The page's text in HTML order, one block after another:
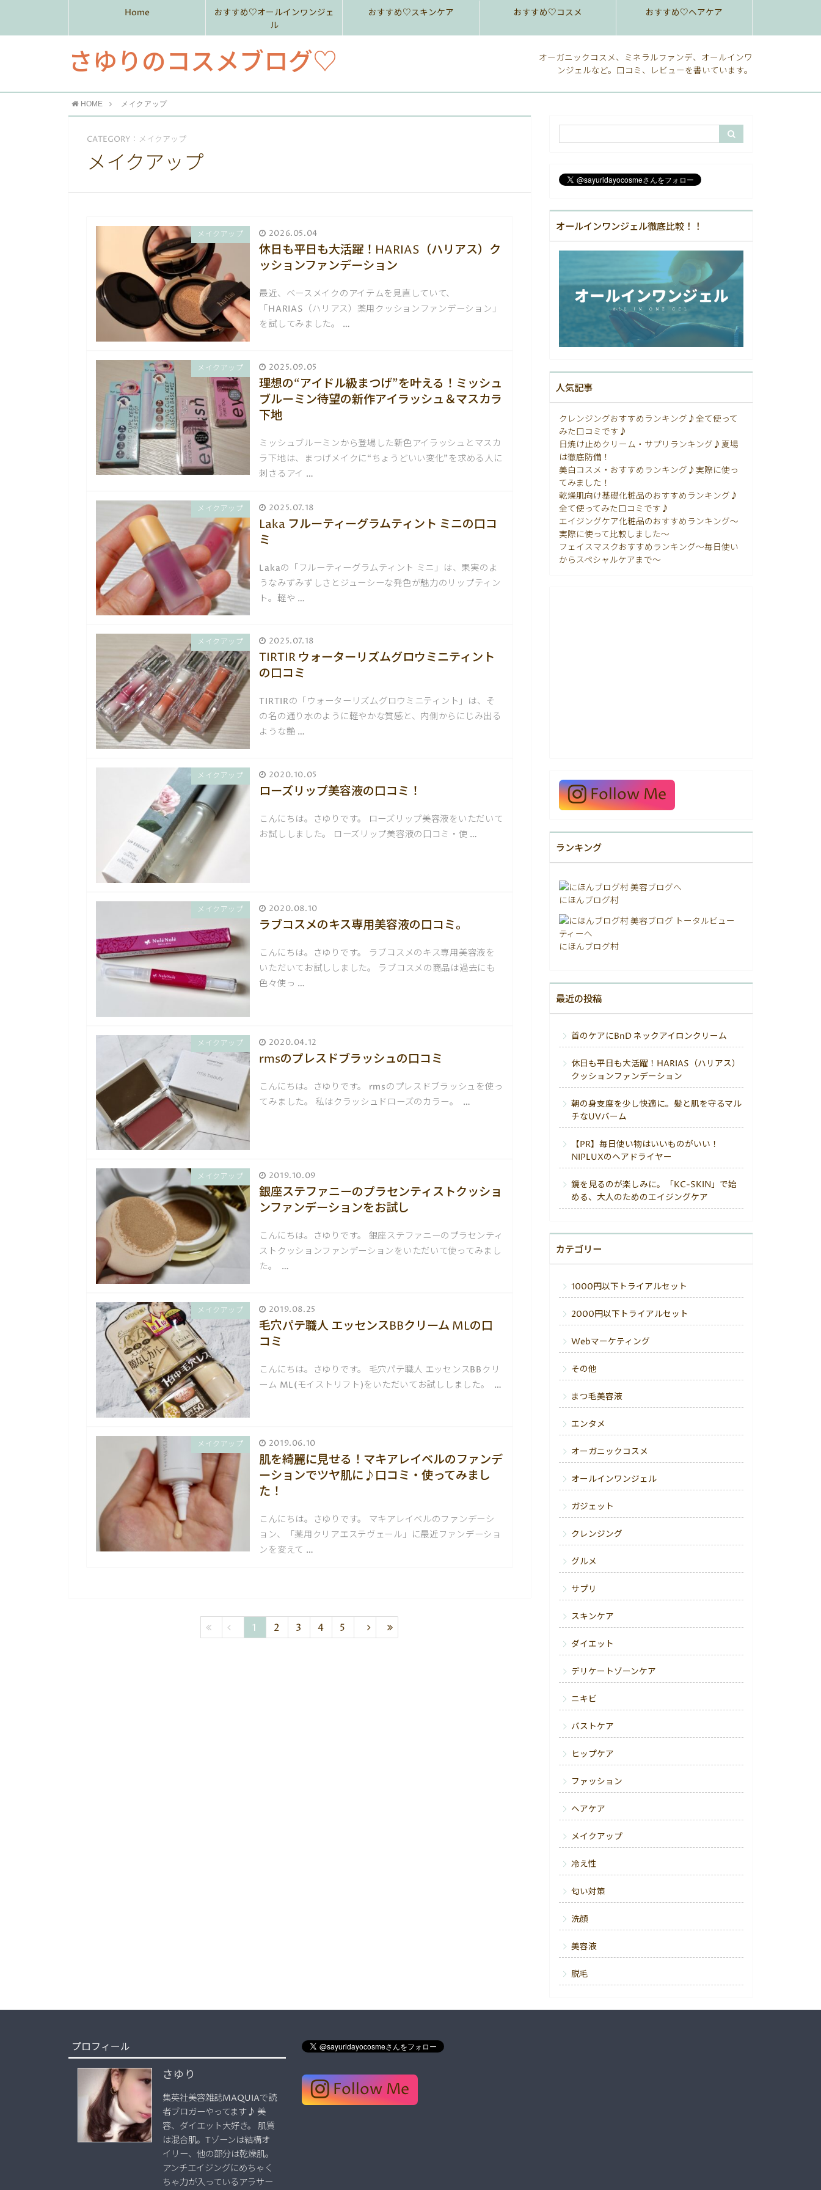
Home
おすすめ♡オールインワンジェ
ル
おすすめ♡スキンケア おすすめ♡コスメ おすすめ♡ヘアケア
さゆりのコスメブログ♡
オーガニックコスメ、ミネラルファンデ、オールインワ
ンジェルなど。口コミ、レビューを書いています。
HOME メイクアップ
CATEGORY：メイクアップ
メイクアップ
メイクアップ 2026.05.04
休日も平日も大活躍！HARIAS（ハリアス）ク
ッションファンデーション
最近、ベースメイクのアイテムを見直していて、
「HARIAS（ハリアス）薬用クッションファンデーション」
を試してみました。 …
メイクアップ 2025.09.05
理想の“アイドル級まつげ”を叶える！ミッシュ
ブルーミン待望の新作アイラッシュ＆マスカラ
下地
ミッシュブルーミンから登場した新色アイラッシュとマスカ
ラ下地は、まつげメイクに“ちょうどいい変化”を求める人に
刺さるアイ …
メイクアップ 2025.07.18
Laka フルーティーグラムティント ミニの口コ
ミ
Lakaの「フルーティーグラムティント ミニ」は、果実のよ
うなみずみずしさとジューシーな発色が魅力のリップティン
ト。軽や …
メイクアップ 2025.07.18
TIRTIR ウォーターリズムグロウミニティント
の口コミ
TIRTIRの「ウォーターリズムグロウミニティント」は、そ
の名の通り水のように軽やかな質感と、内側からにじみ出る
ような艶 …
メイクアップ 2020.10.05
ローズリップ美容液の口コミ！
こんにちは。さゆりです。 ローズリップ美容液をいただいて
お試ししました。 ローズリップ美容液の口コミ・使 …
メイクアップ 2020.08.10
ラブコスメのキス専用美容液の口コミ。
こんにちは。さゆりです。 ラブコスメのキス専用美容液を
いただいてお試ししました。 ラブコスメの商品は過去にも
色々使っ …
メイクアップ 2020.04.12
rmsのプレスドブラッシュの口コミ
こんにちは。さゆりです。 rmsのプレスドブラッシュを使っ
てみました。 私はクラッシュドローズのカラー。 …
メイクアップ 2019.10.09
銀座ステファニーのプラセンティストクッショ
ンファンデーションをお試し
こんにちは。さゆりです。 銀座ステファニーのプラセンティ
ストクッションファンデーションをいただいて使ってみまし
た。 …
メイクアップ 2019.08.25
毛穴パテ職人 エッセンスBBクリーム MLの口
コミ
こんにちは。さゆりです。 毛穴パテ職人 エッセンスBBクリ
ーム ML(モイストリフト)をいただいてお試ししました。 …
メイクアップ 2019.06.10
肌を綺麗に見せる！マキアレイベルのファンデ
ーションでツヤ肌に♪口コミ・使ってみまし
た！
こんにちは。さゆりです。 マキアレイベルのファンデーシ
ョン、「薬用クリアエステヴェール」に最近ファンデーショ
ンを変えて …
1 2 3 4 5
オールインワンジェル徹底比較！！
人気記事
クレンジングおすすめランキング♪全て使って
みた口コミです♪
日焼け止めクリーム・サプリランキング♪夏場
は徹底防備！
美白コスメ・おすすめランキング♪実際に使っ
てみました！
乾燥肌向け基礎化粧品のおすすめランキング♪
全て使ってみた口コミです♪
エイジングケア化粧品のおすすめランキング〜
実際に使って比較しました〜
フェイスマスクおすすめランキング〜毎日使い
からスペシャルケアまで〜
Follow Me
ランキング
にほんブログ村
にほんブログ村
最近の投稿
首のケアにBnD ネックアイロンクリーム
休日も平日も大活躍！HARIAS（ハリアス）
クッションファンデーション
朝の身支度を少し快適に。髪と肌を守るマル
チなUVバーム
【PR】毎日使い物はいいものがいい！
NIPLUXのヘアドライヤー
鏡を見るのが楽しみに。「KC-SKIN」で始
める、大人のためのエイジングケア
カテゴリー
1000円以下トライアルセット
2000円以下トライアルセット
Webマーケティング
その他
まつ毛美容液
エンタメ
オーガニックコスメ
オールインワンジェル
ガジェット
クレンジング
グルメ
サプリ
スキンケア
ダイエット
デリケートゾーンケア
ニキビ
バストケア
ヒップケア
ファッション
ヘアケア
メイクアップ
冷え性
匂い対策
洗顔
美容液
脱毛
プロフィール
さゆり
集英社美容雑誌MAQUIAで読
者ブロガーやってます♪ 美
容、ダイエット大好き。 肌質
は混合肌。Tゾーンは結構オ
イリー、他の部分は乾燥肌。
アンチエイジングにめちゃく
ちゃ力が入っているアラサー
Follow Me